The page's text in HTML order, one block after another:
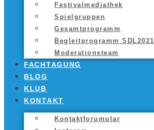
Fes­ti­val­me­dia­thek
Spiel­grup­pen
Gesamt­pro­gramm
Begleit­pro­gramm SDL2021
Mode­ra­ti­ons­team
FACH­TA­GUNG
BLOG
KLUB
KON­TAKT
Kon­takt­fo­ru­mu­lar